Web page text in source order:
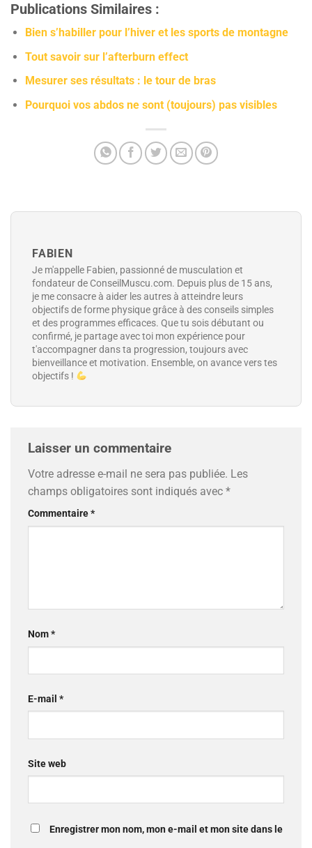
Publications Similaires :
Bien s’habiller pour l’hiver et les sports de montagne
Tout savoir sur l’afterburn effect
Mesurer ses résultats : le tour de bras
Pourquoi vos abdos ne sont (toujours) pas visibles
FABIEN
Je m'appelle Fabien, passionné de musculation et
fondateur de ConseilMuscu.com. Depuis plus de 15 ans,
je me consacre à aider les autres à atteindre leurs
objectifs de forme physique grâce à des conseils simples
et des programmes efficaces. Que tu sois débutant ou
confirmé, je partage avec toi mon expérience pour
t'accompagner dans ta progression, toujours avec
bienveillance et motivation. Ensemble, on avance vers tes
objectifs !
Laisser un commentaire
Votre adresse e-mail ne sera pas publiée. Les
champs obligatoires sont indiqués avec *
Commentaire*
Nom*
E-mail *
Site web
Enregistrer mon nom, mon e-mail et mon site dans le